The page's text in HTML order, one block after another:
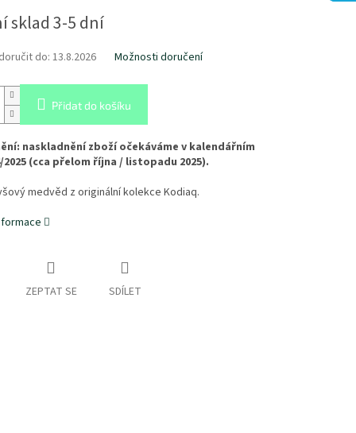
sklad 3-5 dní
do: 13.8.2026 Možnosti doručení
Přidat do košíku
naskladnění zboží očekáváme v kalendářním
(cca přelom října / listopadu 2025).
medvěd z originální kolekce Kodiaq.
ZEPTAT SE SDÍLET